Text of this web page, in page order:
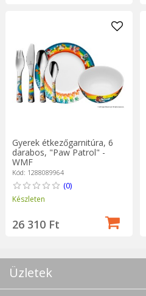
Gyerek étkezőgarnitúra, 6
darabos, "Paw Patrol" -
WMF
Kód: 1288089964
(0)
Készleten
26 310 Ft
Üzletek